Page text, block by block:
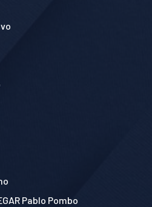
Pablo Pombo